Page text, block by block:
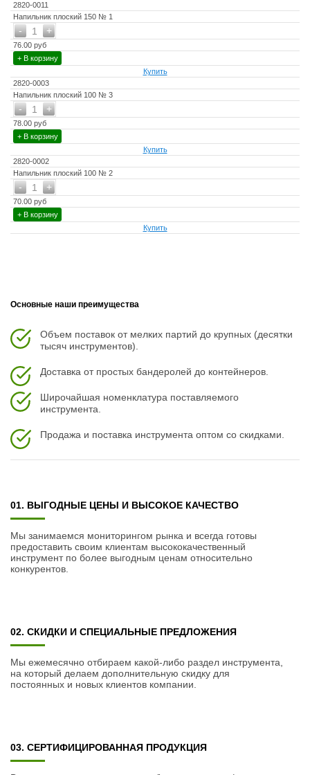
2820-0011
Напильник плоский 150 № 1
+
- 1
76.00 руб
+ В корзину
Купить
2820-0003
Напильник плоский 100 № 3
+
- 1
78.00 руб
+ В корзину
Купить
2820-0002
Напильник плоский 100 № 2
+
- 1
70.00 руб
+ В корзину
Купить
Основные наши преимущества
Объем поставок от мелких партий до крупных (десятки
тысяч инструментов).
Доставка от простых бандеролей до контейнеров.
Широчайшая номенклатура поставляемого
инструмента.
Продажа и поставка инструмента оптом со скидками.
01. ВЫГОДНЫЕ ЦЕНЫ И ВЫСОКОЕ КАЧЕСТВО
Мы занимаемся мониторингом рынка и всегда готовы
предоставить своим клиентам высококачественный
инструмент по более выгодным ценам относительно
конкурентов.
02. СКИДКИ И СПЕЦИАЛЬНЫЕ ПРЕДЛОЖЕНИЯ
Мы ежемесячно отбираем какой-либо раздел инструмента,
на который делаем дополнительную скидку для
постоянных и новых клиентов компании.
03. СЕРТИФИЦИРОВАННАЯ ПРОДУКЦИЯ